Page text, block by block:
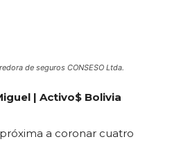
de seguros CONSESO Ltda.
| Activo$ Bolivia
a coronar cuatro